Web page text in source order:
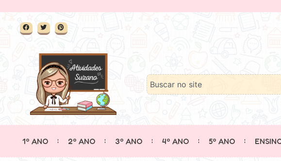
1º ANO 2º ANO 3º ANO 4º ANO 5º ANO